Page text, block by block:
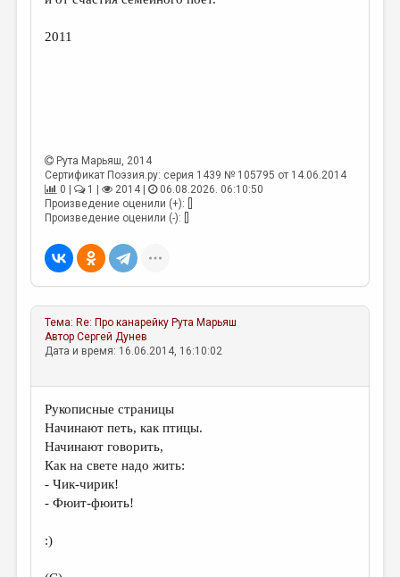
МЕДИА
2011
Рута Марьяш, 2014
Сертификат Поэзия.ру: серия 1439 № 105795 от 14.06.2014
0 |
1 | 2014 |
06.08.2026. 06:10:50
Произведение оценили (+): []
Произведение оценили (-): []
Тема: Re: Про канарейку Рута Марьяш
АвторСергей Дунев
Дата и время: 16.06.2014, 16:10:02
Рукописные страницы
Начинают петь, как птицы.
Начинают говорить,
Как на свете надо жить:
- Чик-чирик!
- Фюит-фюить!
:)